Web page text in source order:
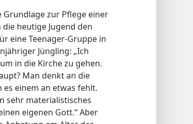
zur Pflege einer
heutige Jugend den
eine Teenager-Gruppe in
Jüngling: „Ich
in die Kirche zu gehen.
Man denkt an die
einem an etwas fehlt.
sehr materialistisches
eigenen Gott.“ Aber